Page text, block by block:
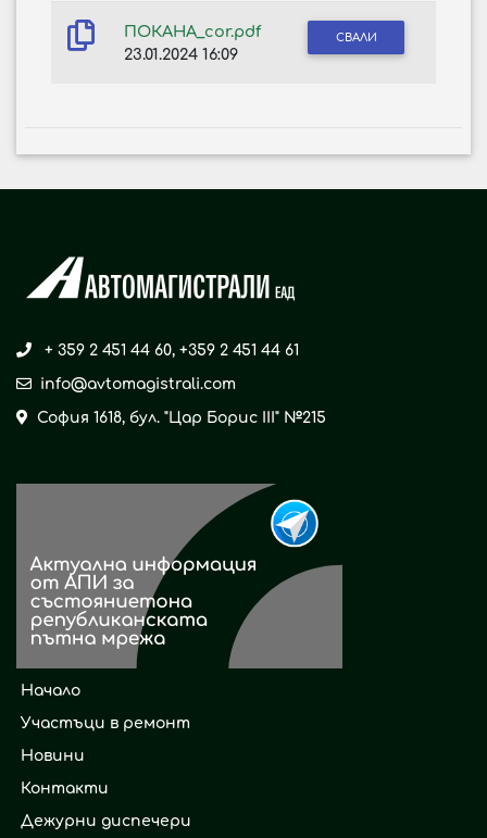
ПОКАНА_cor.pdf
23.01.2024 16:09
СВАЛИ
+ 359 2 451 44 60, +359 2 451 44 61
info@avtomagistrali.com
София 1618, бул. "Цар Борис ІІІ" №215
Начало
Участъци в ремонт
Новини
Контакти
Дежурни диспечери